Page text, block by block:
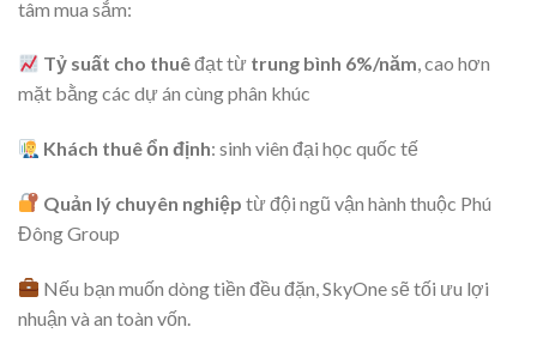
tâm mua sắm:
Tỷ suất cho thuêđạt từ trung bình 6%/năm, cao hơn
mặt bằng các dự án cùng phân khúc
Khách thuê ổn định: sinh viên đại học quốc tế
Quản lý chuyên nghiệp từ đội ngũ vận hành thuộc Phú
Đông Group
Nếu bạn muốn dòng tiền đều đặn, SkyOne sẽ tối ưu lợi
nhuận và an toàn vốn.